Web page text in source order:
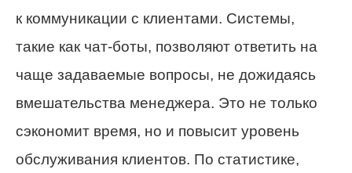
к коммуникации с клиентами. Системы,
такие как чат-боты, позволяют ответить на
чаще задаваемые вопросы, не дожидаясь
вмешательства менеджера. Это не только
сэкономит время, но и повысит уровень
обслуживания клиентов. По статистике,